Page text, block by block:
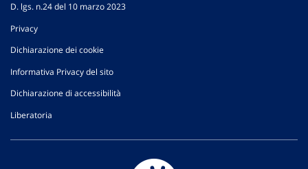
D. lgs. n.24 del 10 marzo 2023
Privacy
Dichiarazione dei cookie
Informativa Privacy del sito
Dichiarazione di accessibilità
Liberatoria